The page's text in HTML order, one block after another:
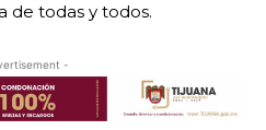
de todas y todos.
-